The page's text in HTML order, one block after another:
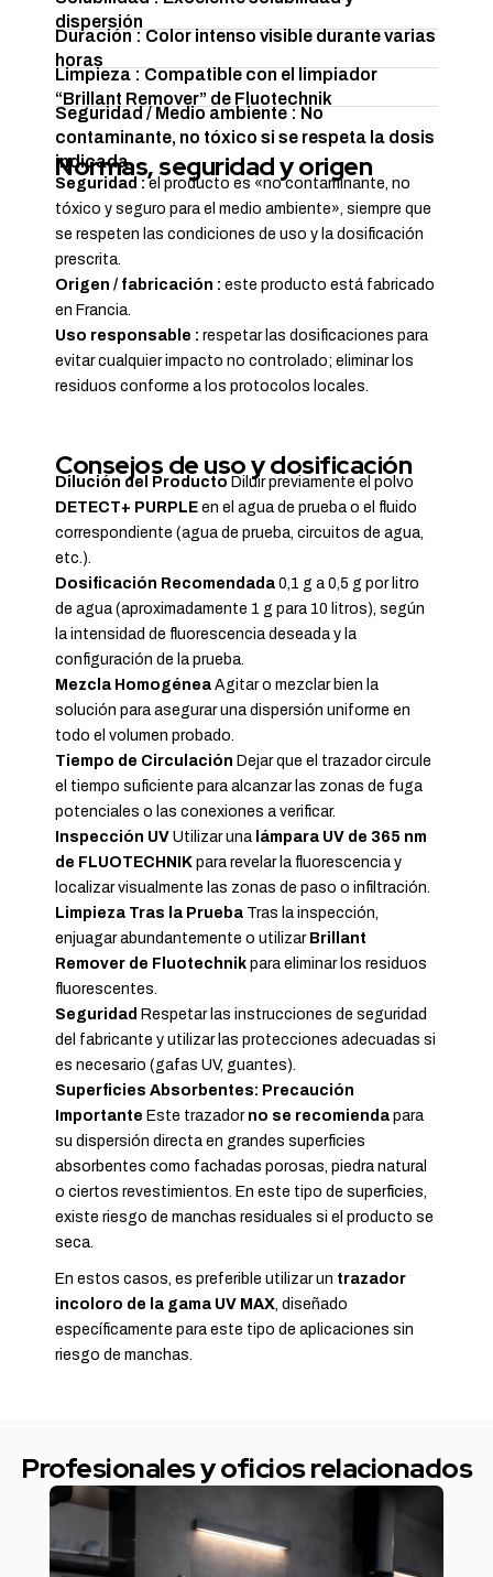
dispersión
Duración : Color intenso visible durante varias
horas
Limpieza : Compatible con el limpiador
“Brillant Remover” de Fluotechnik
Seguridad / Medio ambiente : No
contaminante, no tóxico si se respeta la dosis
indicada
Normas, seguridad y origen
Seguridad : el producto es «no contaminante, no
tóxico y seguro para el medio ambiente», siempre que
se respeten las condiciones de uso y la dosificación
prescrita.
Origen / fabricación : este producto está fabricado
en Francia.
Uso responsable : respetar las dosificaciones para
evitar cualquier impacto no controlado; eliminar los
residuos conforme a los protocolos locales.
Consejos de uso y dosificación
Dilución del Producto Diluir previamente el polvo
DETECT+ PURPLE en el agua de prueba o el fluido
correspondiente (agua de prueba, circuitos de agua,
etc.).
Dosificación Recomendada 0,1 g a 0,5 g por litro
de agua (aproximadamente 1 g para 10 litros), según
la intensidad de fluorescencia deseada y la
configuración de la prueba.
Mezcla Homogénea Agitar o mezclar bien la
solución para asegurar una dispersión uniforme en
todo el volumen probado.
Tiempo de Circulación Dejar que el trazador circule
el tiempo suficiente para alcanzar las zonas de fuga
potenciales o las conexiones a verificar.
Inspección UV Utilizar una lámpara UV de 365 nm
de FLUOTECHNIK para revelar la fluorescencia y
localizar visualmente las zonas de paso o infiltración.
Limpieza Tras la Prueba Tras la inspección,
enjuagar abundantemente o utilizar Brillant
Remover de Fluotechnik para eliminar los residuos
fluorescentes.
Seguridad Respetar las instrucciones de seguridad
del fabricante y utilizar las protecciones adecuadas si
es necesario (gafas UV, guantes).
Superficies Absorbentes: Precaución
Importante Este trazador no se recomienda para
su dispersión directa en grandes superficies
absorbentes como fachadas porosas, piedra natural
o ciertos revestimientos. En este tipo de superficies,
existe riesgo de manchas residuales si el producto se
seca.
En estos casos, es preferible utilizar un trazador
incoloro de la gama UV MAX, diseñado
específicamente para este tipo de aplicaciones sin
riesgo de manchas.
Profesionales y oficios relacionados